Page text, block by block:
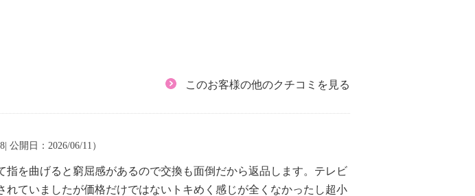
このお客様の他のクチコミを見る
公開日：2026/06/11）
を曲げると窮屈感があるので交換も面倒だから返品します。テレビ
ていましたが価格だけではないトキめく感じが全くなかったし超小